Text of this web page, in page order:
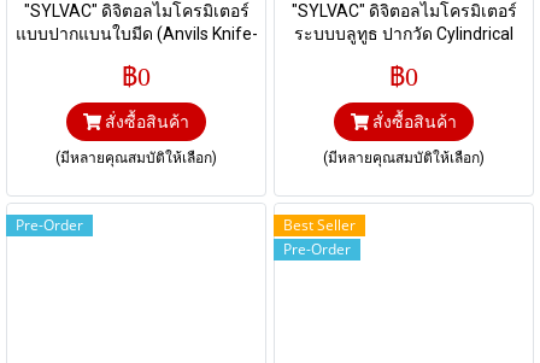
"SYLVAC" ดิจิตอลไมโครมิเตอร์
แบบปากแบนใบมีด (Anvils Knife-
ผ่านสาย Proximity
฿0
สั่งซื้อสินค้า
(มีหลายคุณสมบัติให้เลือก)
"SYLVAC" ดิจิตอลไมโครมิเตอร์
ระบบบลูทูธ ปากวัด Cylindrical
฿0
สั่งซื้อสินค้า
(มีหลายคุณสมบัติให้เลือก)
Pre-Order
Best Seller
Pre-Order